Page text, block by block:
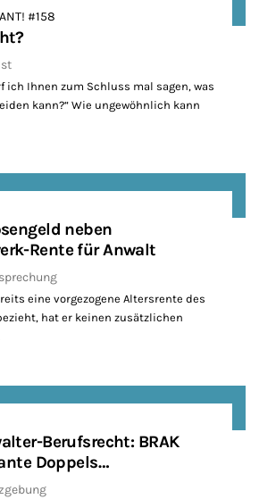
#158
ich Ihnen zum Schluss mal sagen, was
kann?“ Wie ungewöhnlich kann
neben
Rente für Anwalt
eine vorgezogene Altersrente des
hat er keinen zusätzlichen
Berufsrecht: BRAK
Doppels…